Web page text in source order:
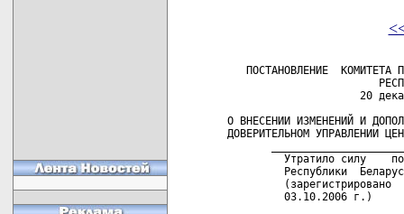
ПОСТАНОВЛЕНИЕ  КОМИТЕТА
20
О ВНЕСЕНИИ ИЗМЕНЕНИЙ И
ДОВЕРИТЕЛЬНОМ УПРАВЛЕНИИ
Утратило силу
Республики
(зарегистрировано
         03.10.2006 г.)